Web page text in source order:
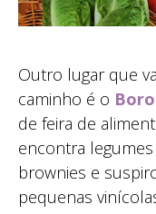
Outro lugar que
caminho é o
de feira de
encontra
brownies e
pequenas